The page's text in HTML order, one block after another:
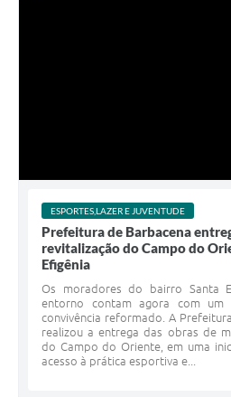
ESPORTES,LAZER E JUVENTUDE
Prefeitura de Barbacena
revitalização do Campo do
Efigênia
Os moradores do bairro Santa
entorno contam agora com
convivência reformado. A
realizou a entrega das obras de
do Campo do Oriente, em uma
acesso à prática esportiva e...